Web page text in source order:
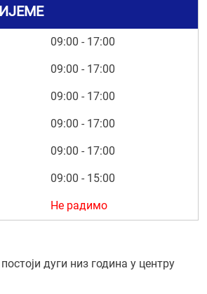
дуги низ година у центру
09:00 - 17:00
09:00 - 17:00
09:00 - 17:00
09:00 - 17:00
09:00 - 17:00
09:00 - 15:00
Не радимо